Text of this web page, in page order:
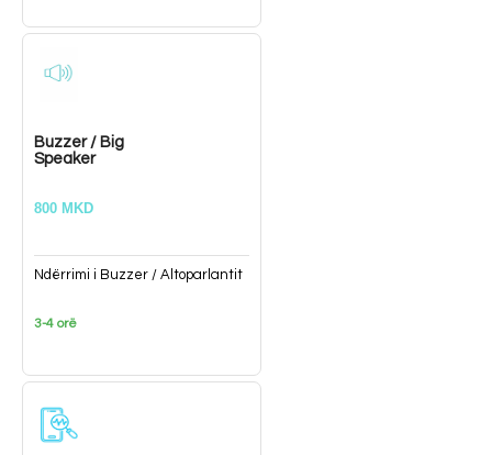
Buzzer / Big
Speaker
800 MKD
Ndërrimi i Buzzer / Altoparlantit
3-4 orë